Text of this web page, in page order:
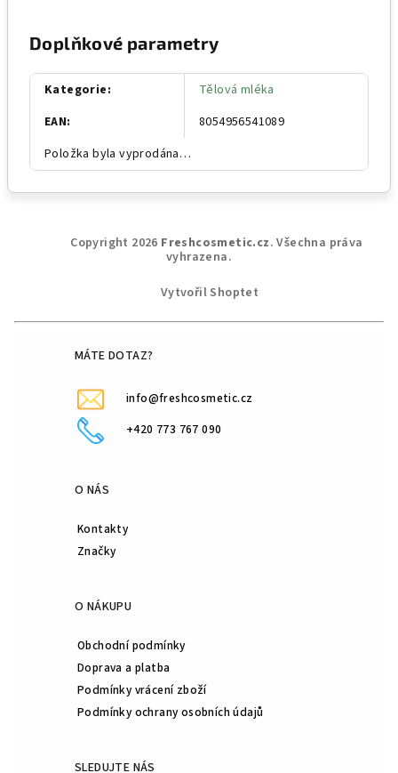
Doplňkové parametry
Kategorie:
Tělová mléka
EAN:
8054956541089
Položka byla vyprodána…
Copyright 2026 Freshcosmetic.cz. Všechna práva
vyhrazena.
Vytvořil Shoptet
MÁTE DOTAZ?
info@freshcosmetic.cz
+420 773 767 090
O NÁS
Kontakty
Značky
O NÁKUPU
Obchodní podmínky
Doprava a platba
Podmínky vrácení zboží
Podmínky ochrany osobních údajů
SLEDUJTE NÁS